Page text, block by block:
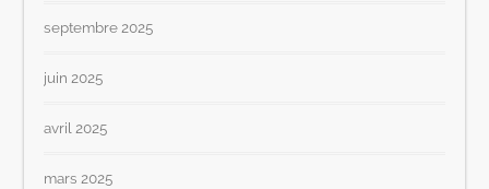
septembre 2025
juin 2025
avril 2025
mars 2025